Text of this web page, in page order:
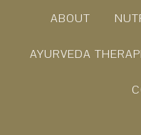
ABOUT
AYURVEDA